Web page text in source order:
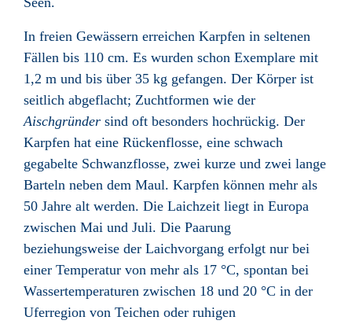
In freien Gewässern erreichen Karpfen in seltenen
Fällen bis 110 cm. Es wurden schon Exemplare mit
1,2 m und bis über 35 kg gefangen. Der Körper ist
seitlich abgeflacht; Zuchtformen wie der
Aischgründer sind oft besonders hochrückig. Der
Karpfen hat eine Rückenflosse, eine schwach
gegabelte Schwanzflosse, zwei kurze und zwei lange
Barteln neben dem Maul. Karpfen können mehr als
50 Jahre alt werden. Die Laichzeit liegt in Europa
zwischen Mai und Juli. Die Paarung
beziehungsweise der Laichvorgang erfolgt nur bei
einer Temperatur von mehr als 17 °C, spontan bei
Wassertemperaturen zwischen 18 und 20 °C in der
Uferregion von Teichen oder ruhigen